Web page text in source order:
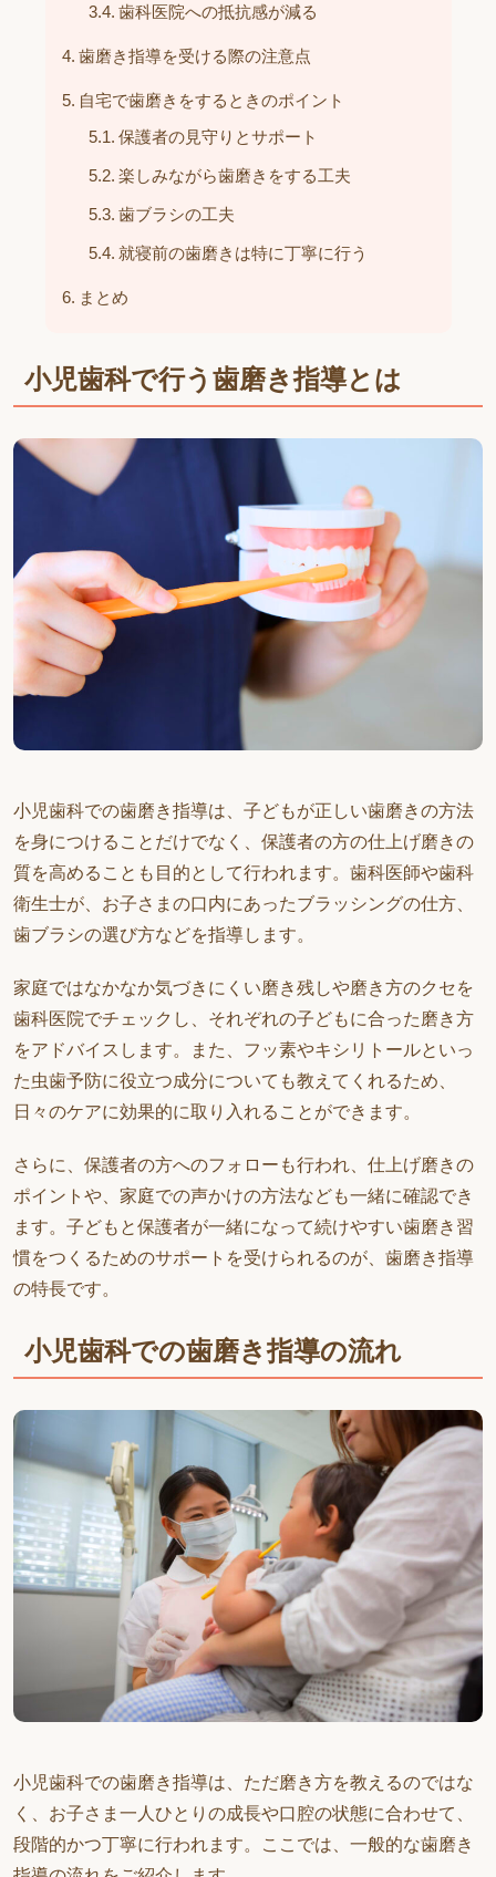
歯科医院への抵抗感が減る
歯磨き指導を受ける際の注意点
自宅で歯磨きをするときのポイント
保護者の見守りとサポート
楽しみながら歯磨きをする工夫
歯ブラシの工夫
就寝前の歯磨きは特に丁寧に行う
まとめ
小児歯科で行う歯磨き指導とは
小児歯科での歯磨き指導は、子どもが正しい歯磨きの方法
を身につけることだけでなく、保護者の方の仕上げ磨きの
質を高めることも目的として行われます。歯科医師や歯科
衛生士が、お子さまの口内にあったブラッシングの仕方、
歯ブラシの選び方などを指導します。
家庭ではなかなか気づきにくい磨き残しや磨き方のクセを
歯科医院でチェックし、それぞれの子どもに合った磨き方
をアドバイスします。また、フッ素やキシリトールといっ
た虫歯予防に役立つ成分についても教えてくれるため、
日々のケアに効果的に取り入れることができます。
さらに、保護者の方へのフォローも行われ、仕上げ磨きの
ポイントや、家庭での声かけの方法なども一緒に確認でき
ます。子どもと保護者が一緒になって続けやすい歯磨き習
慣をつくるためのサポートを受けられるのが、歯磨き指導
の特長です。
小児歯科での歯磨き指導の流れ
小児歯科での歯磨き指導は、ただ磨き方を教えるのではな
く、お子さま一人ひとりの成長や口腔の状態に合わせて、
段階的かつ丁寧に行われます。ここでは、一般的な歯磨き